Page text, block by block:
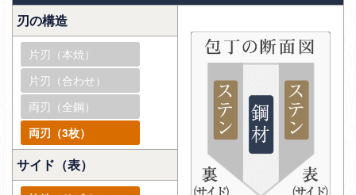
刃の構造
片刃（本焼）
片刃（合わせ）
両刃（全鋼）
両刃（3枚）
サイド（表）